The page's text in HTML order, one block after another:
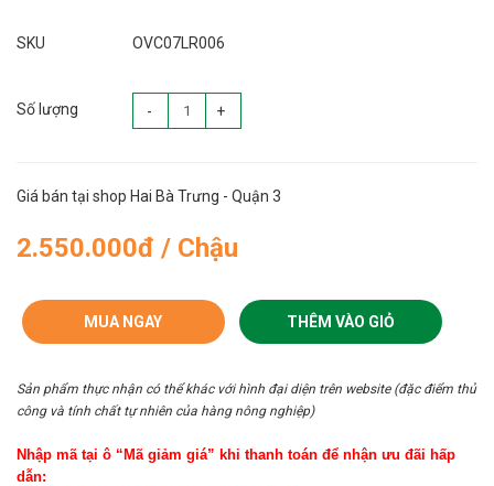
SKU OVC07LR006
Số lượng - +
Giá bán tại shop Hai Bà Trưng - Quận 3
2.550.000đ / Chậu
MUA NGAY THÊM VÀO GIỎ
Sản phẩm thực nhận có thể khác với hình đại diện trên website (đặc điểm thủ
công và tính chất tự nhiên của hàng nông nghiệp)
Nhập mã tại ô “Mã giảm giá” khi thanh toán để nhận ưu đãi hấp
dẫn: